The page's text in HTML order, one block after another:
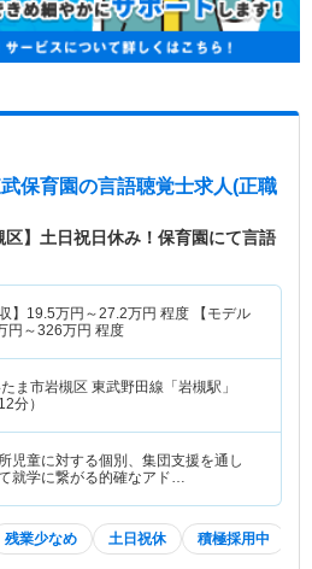
保育園の言語聴覚士求人(正職
区】土日祝日休み！保育園にて言語
】 19.5万円～27.2万円 程度 【モデル
円～326万円 程度
ま市岩槻区 東武野田線「岩槻駅」
分）
児童に対する個別、集団支援を通し
就学に繋がる的確なアド…
残業少なめ 土日祝休 積極採用中